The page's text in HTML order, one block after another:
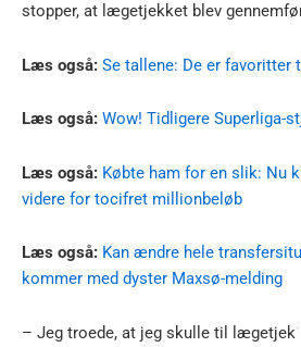
stopper, at lægetjekket blev
Læs også: Se tallene: De er favoritter
Læs også: Wow! Tidligere Superliga-
Læs også: Købte ham for en slik: Nu
videre for tocifret millionbeløb
Læs også: Kan ændre hele
kommer med dyster Maxsø-melding
– Jeg troede, at jeg skulle til lægetjek